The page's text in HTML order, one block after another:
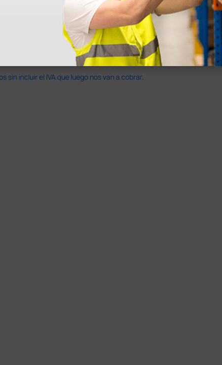
sin incluir el IVA que luego nos van a cobrar.